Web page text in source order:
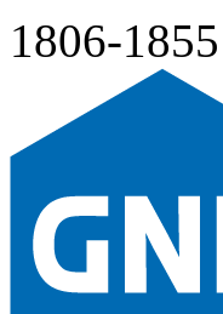
1806-1855